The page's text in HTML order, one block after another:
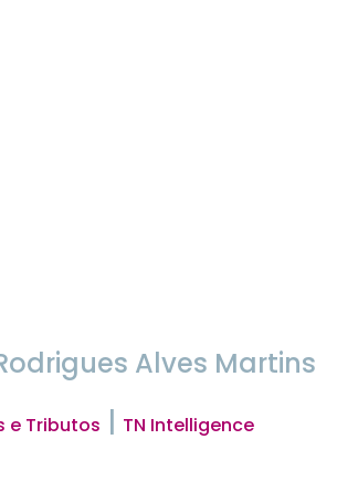
Alves Martins
e Tributos TN Intelligence